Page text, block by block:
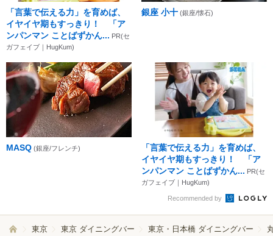
「言葉で伝える力」を育めば、
イヤイヤ期もすっきり！ 「ア
ンパンマン ことばずかん... PR(セ
ガフェイブ｜HugKum)
銀座 小十 (銀座/懐石)
MASQ (銀座/フレンチ)
「言葉で伝える力」を育めば、
イヤイヤ期もすっきり！ 「ア
ンパンマン ことばずかん... PR(セ
ガフェイブ｜HugKum)
Recommended by
東京 東京 ダイニングバー 東京・日本橋 ダイニングバー